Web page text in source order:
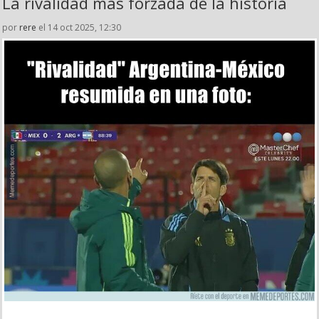
por rere el 14 oct 2025, 12:30